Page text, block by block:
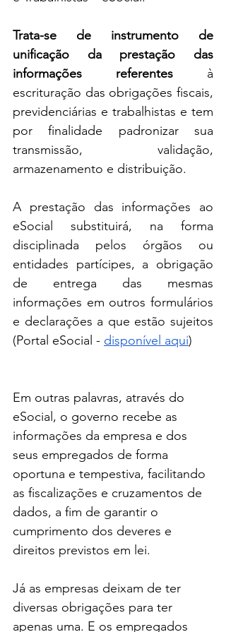
Trata-se de instrumento de
unificação da prestação das
informações referentes à
escrituração das obrigações fiscais,
previdenciárias e trabalhistas e tem
por finalidade padronizar sua
transmissão, validação,
armazenamento e distribuição.
A prestação das informações ao
eSocial substituirá, na forma
disciplinada pelos órgãos ou
entidades partícipes, a obrigação
de entrega das mesmas
informações em outros formulários
e declarações a que estão sujeitos
(Portal eSocial - disponível aqui)
Em outras palavras, através do
eSocial, o governo recebe as
informações da empresa e dos
seus empregados de forma
oportuna e tempestiva, facilitando
as fiscalizações e cruzamentos de
dados, a fim de garantir o
cumprimento dos deveres e
direitos previstos em lei.
Já as empresas deixam de ter
diversas obrigações para ter
apenas uma. E os empregados